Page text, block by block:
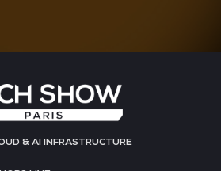
& AI INFRASTRUCTURE